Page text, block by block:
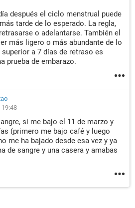
después el ciclo menstrual puede
tarde de lo esperado. La regla,
o adelantarse. También el
más ligero o más abundante de lo
a 7 días de retraso es
prueba de embarazo.
19:48
si me bajo el 11 de marzo y
(primero me bajo café y luego
me ha bajado desde esa vez y ya
de sangre y una casera y amabas